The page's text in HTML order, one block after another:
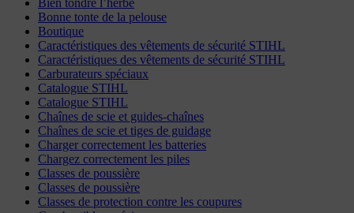
Bien tondre l’herbe
Bonne tonte de la pelouse
Boutique
Caractéristiques des vêtements de sécurité STIHL
Caractéristiques des vêtements de sécurité STIHL
Carburateurs spéciaux
Catalogue STIHL
Catalogue STIHL
Chaînes de scie et guides-chaînes
Chaînes de scie et tiges de guidage
Charger correctement les batteries
Chargez correctement les piles
Classes de poussière
Classes de poussière
Classes de protection contre les coupures